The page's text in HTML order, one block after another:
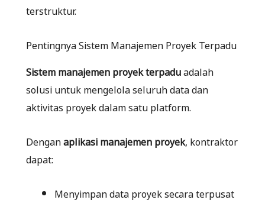
terstruktur.
Pentingnya Sistem Manajemen Proyek Terpadu
Sistem manajemen proyek terpaduadalah
solusi untuk mengelola seluruh data dan
aktivitas proyek dalam satu platform.
Denganaplikasi manajemen proyek, kontraktor
dapat:
Menyimpan data proyek secara terpusat